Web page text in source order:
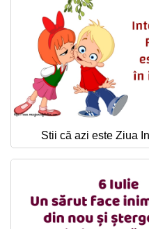
Stii că azi este Ziua